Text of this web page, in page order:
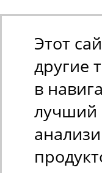
Этот
другие
в
лучший